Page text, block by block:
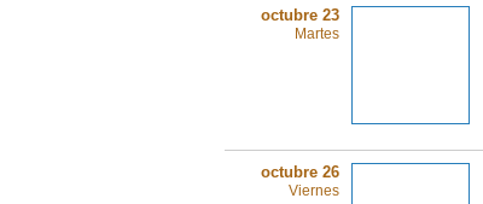
octubre 23
Martes
octubre 26
Viernes